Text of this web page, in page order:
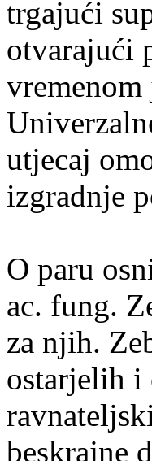
trgajući
otvarajući
utjecaj
izgradnje
O paru
ac. fung.
za njih.
ostarjelih i
beskrajne